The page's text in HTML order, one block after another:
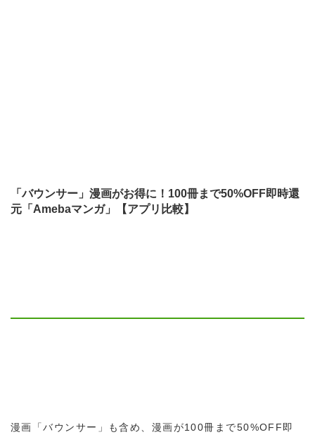
「バウンサー」漫画がお得に！100冊まで50%OFF即時還
元「Amebaマンガ」【アプリ比較】
漫画「バウンサー」も含め、漫画が100冊まで50%OFF即